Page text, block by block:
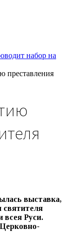
набор на
преставления
выставка,
святителя
всея Руси.